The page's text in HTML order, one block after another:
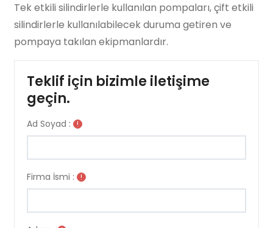
Tek etkili silindirlerle kullanılan pompaları, çift etkili
silindirlerle kullanılabilecek duruma getiren ve
pompaya takılan ekipmanlardır.
Teklif için bizimle iletişime
geçin.
Ad Soyad : !
Firma İsmi : !